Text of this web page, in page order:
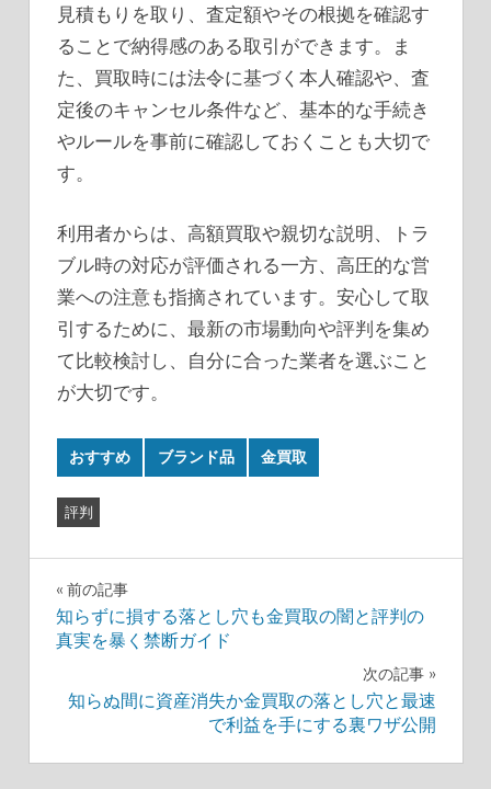
見積もりを取り、査定額やその根拠を確認す
ることで納得感のある取引ができます。ま
た、買取時には法令に基づく本人確認や、査
定後のキャンセル条件など、基本的な手続き
やルールを事前に確認しておくことも大切で
す。
利用者からは、高額買取や親切な説明、トラ
ブル時の対応が評価される一方、高圧的な営
業への注意も指摘されています。安心して取
引するために、最新の市場動向や評判を集め
て比較検討し、自分に合った業者を選ぶこと
が大切です。
おすすめ ブランド品 金買取
評判
投
稿
ゲ
前の記事
知らずに損する落とし穴も金買取の闇と評判の
真実を暴く禁断ガイド
次の記事
知らぬ間に資産消失か金買取の落とし穴と最速
で利益を手にする裏ワザ公開